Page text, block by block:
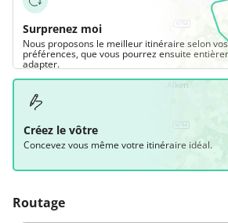
Surprenez moi
Nous proposons le meilleur itinéraire selon vos
préférences, que vous pourrez ensuite
adapter.
Créez le vôtre
Concevez vous même votre itinéraire idéal.
Routage